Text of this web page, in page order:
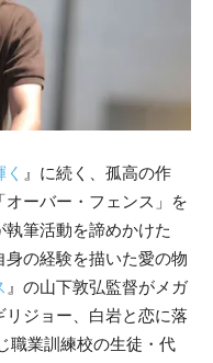
』に続く、孤高の作
ーバー・フェンス」を
筆活動を諦めかけた
の経験を描いた愛の物
』の山下敦弘監督がメガ
ジョー、白岩と恋に落
職業訓練校の生徒・代